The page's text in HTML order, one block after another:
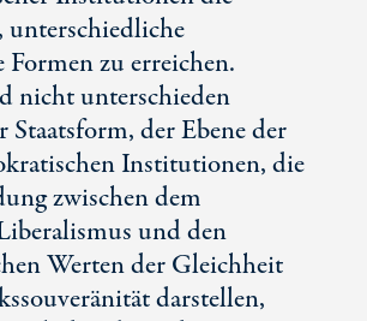
Formen zu erreichen.
nicht unterschieden
Staatsform, der Ebene der
Institutionen, die
zwischen dem
und den
Werten der Gleichheit
darstellen,